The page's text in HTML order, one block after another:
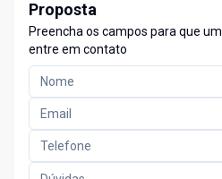
Proposta
Preencha os campos para que
entre em contato